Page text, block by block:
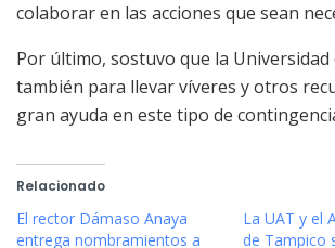
colaborar en las acciones que sean
Por último, sostuvo que la Universidad
también para llevar víveres y otros
gran ayuda en este tipo de
Relacionado
El rector Dámaso Anaya
entrega nombramientos a
La UAT y el
de Tampico